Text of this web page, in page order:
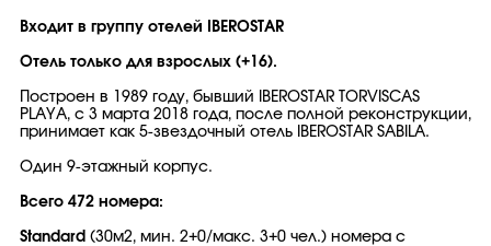
Входит в группу отелей IBEROSTAR
Отель только для взрослых (+16).
Построен в 1989 году, бывший IBEROSTAR TORVISCAS
PLAYA, с 3 марта 2018 года, после полной реконструкции,
принимает как 5-звездочный отель IBEROSTAR SABILA.
Один 9-этажный корпус.
Всего 472 номера:
Standard (30м2, мин. 2+0/макс. 3+0 чел.) номера с